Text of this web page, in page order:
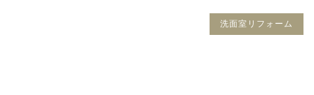
洗面室リフォーム